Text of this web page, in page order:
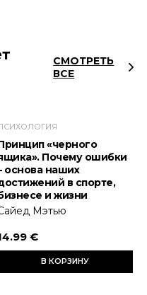
СМОТРЕТЬ
ВСЕ
«черного
Почему ошибки
основа наших
в спорте,
и жизни
Мэтью
€
В КОРЗИНУ